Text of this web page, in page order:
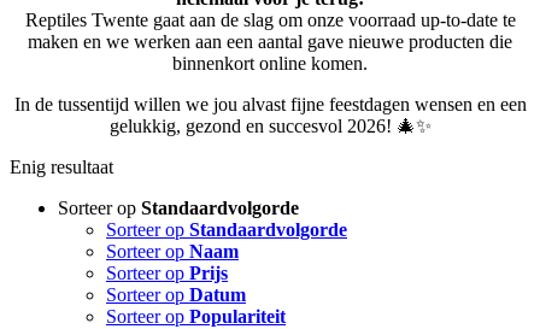
Reptiles Twente gaat aan de slag om onze voorraad up-to-date te
maken en we werken aan een aantal gave nieuwe producten die
binnenkort online komen.
In de tussentijd willen we jou alvast fijne feestdagen wensen en een
gelukkig, gezond en succesvol 2026! 🎄✨
Enig resultaat
Sorteer op Standaardvolgorde
Sorteer op Standaardvolgorde
Sorteer op Naam
Sorteer op Prijs
Sorteer op Datum
Sorteer op Populariteit